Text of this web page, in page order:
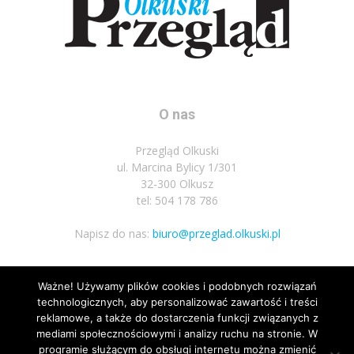
O nas
Przegląd Olkuski
ul. Marcina Bylicy 1/301
32-300 Olkusz
tel: 504 178 786
Napisz do nas: biuro@przeglad.olkuski.pl
Podążaj za nami
Ważne! Używamy plików cookies i podobnych rozwiązań
technologicznych, aby personalizować zawartość i treści
reklamowe, a także do dostarczenia funkcji związanych z
mediami społecznościowymi i analizy ruchu na stronie. W
programie służącym do obsługi internetu można zmienić